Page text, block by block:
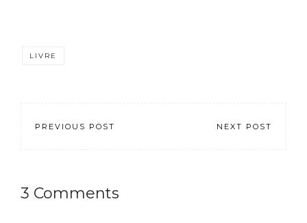
LIVRE
PREVIOUS POST NEXT POST
3 Comments